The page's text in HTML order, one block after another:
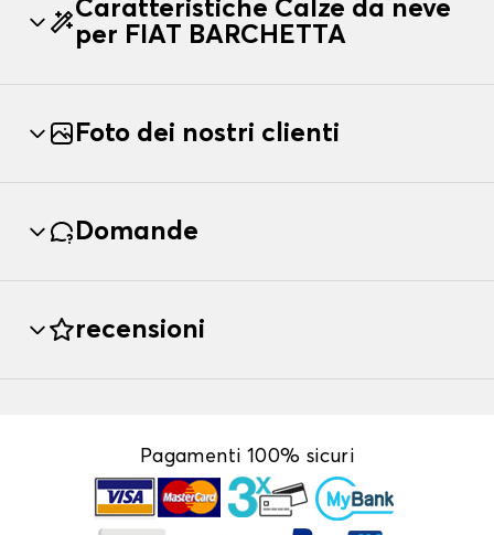
Caratteristiche Calze da neve
per FIAT BARCHETTA
Foto dei nostri clienti
Domande
recensioni
Pagamenti 100% sicuri